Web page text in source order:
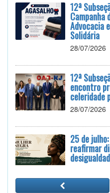
12ª
Campanha
Advocacia
Solidária
28/07/2026
12ª
encontro
celeridade
28/07/2026
25 de
reafirmar